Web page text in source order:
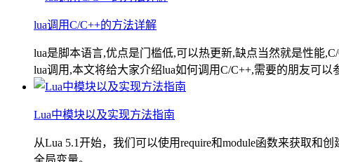
lua调用C/C++的方法详解
lua是脚本语言,优点是门槛低,可以热更新,缺点当然就是性能
lua调用,本文将给大家介绍lua如何调用C/C++,需要的朋友可以
Lua中模块以及实现方法指南
从Lua 5.1开始，我们可以使用require和module函数来获取和
全局变量。